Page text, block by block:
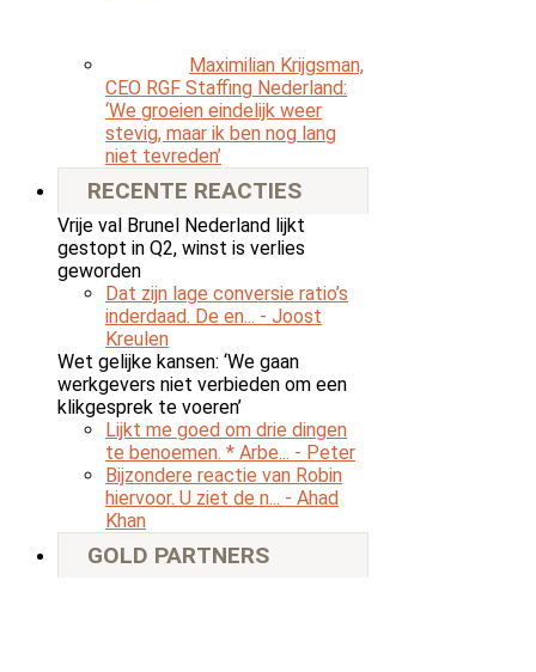
Maximilian Krijgsman,
CEO RGF Staffing Nederland:
‘We groeien eindelijk weer
stevig, maar ik ben nog lang
niet tevreden’
RECENTE REACTIES
Vrije val Brunel Nederland lijkt
gestopt in Q2, winst is verlies
geworden
Dat zijn lage conversie ratio’s
inderdaad. De en... - Joost
Kreulen
Wet gelijke kansen: ‘We gaan
werkgevers niet verbieden om een
klikgesprek te voeren’
Lijkt me goed om drie dingen
te benoemen. * Arbe... - Peter
Bijzondere reactie van Robin
hiervoor. U ziet de n... - Ahad
Khan
GOLD PARTNERS